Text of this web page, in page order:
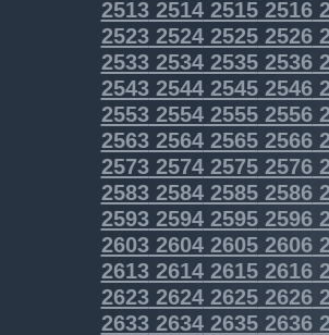
2513251425152516
2523252425252526
2533253425352536
2543254425452546
2553255425552556
2563256425652566
2573257425752576
2583258425852586
2593259425952596
2603260426052606
2613261426152616
2623262426252626
2633263426352636